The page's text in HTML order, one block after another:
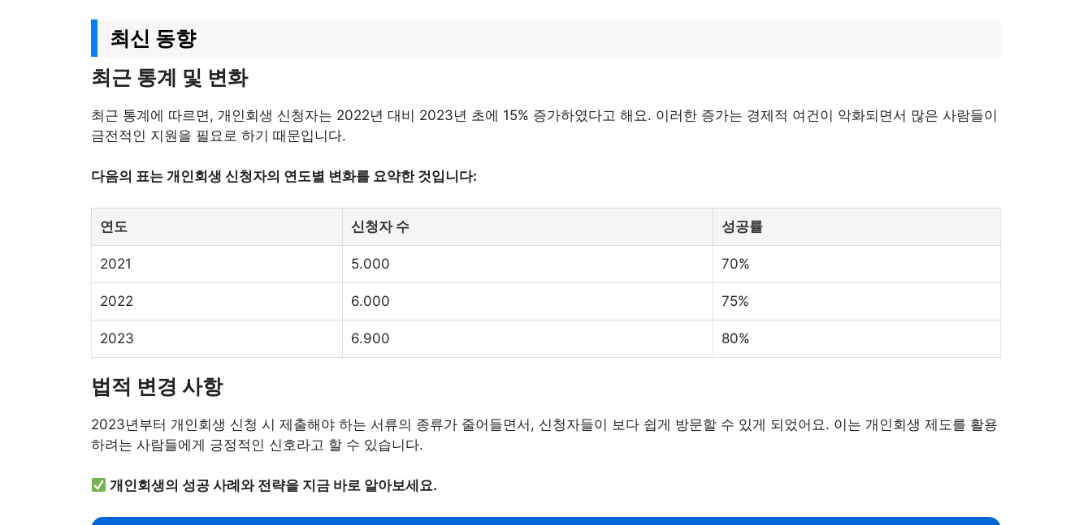
최신 동향
최근 통계 및 변화
최근 통계에 따르면, 개인회생 신청자는 2022년 대비 2023년 초에 15% 증가하였다고 해요. 이러한 증가는 경제적 여건이 악화되면서 많은 사람들이
금전적인 지원을 필요로 하기 때문입니다.
다음의 표는 개인회생 신청자의 연도별 변화를 요약한 것입니다:
연도 신청자 수 성공률
2021 5.000 70%
2022 6.000 75%
2023 6.900 80%
법적 변경 사항
2023년부터 개인회생 신청 시 제출해야 하는 서류의 종류가 줄어들면서, 신청자들이 보다 쉽게 방문할 수 있게 되었어요. 이는 개인회생 제도를 활용
하려는 사람들에게 긍정적인 신호라고 할 수 있습니다.
개인회생의 성공 사례와 전략을 지금 바로 알아보세요.